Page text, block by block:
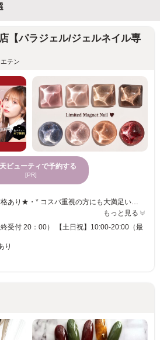
【パラジェル/ジェルネイル専
テン
ビューティで予約する
[PR]
*・★楽天ビューティ限定価格あり★・* コスパ重視の方にも大満足いただいています！ ☑ 忙しい方にも嬉しい【時短ネイル】 ☑ 落ち着いた空間で【リラックス施術】 ☑ シンプル〜トレンド・ニュアンスまで【幅広いデザイン対応】 皆様のお悩み・理想に近づけるよう、 精一杯お施術させて頂きます。 リーズナブルな価格と丁寧な施術で リラックスできるひとときをお過ごしください。
もっと見る
受付 20：00） 【土日祝】10:00-20:00（最
り